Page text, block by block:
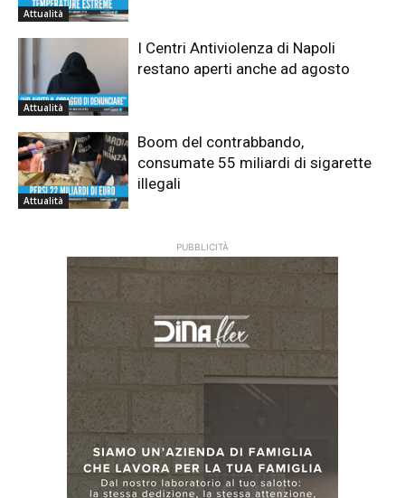
Attualità
Attualità
I Centri Antiviolenza di Napoli
restano aperti anche ad agosto
Attualità
Boom del contrabbando,
consumate 55 miliardi di sigarette
illegali
PUBBLICITÀ